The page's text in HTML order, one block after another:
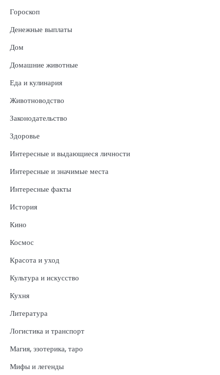
Гороскоп
Денежные выплаты
Дом
Домашние животные
Еда и кулинария
Животноводство
Законодательство
Здоровье
Интересные и выдающиеся личности
Интересные и значимые места
Интересные факты
История
Кино
Космос
Красота и уход
Культура и искусство
Кухня
Литература
Логистика и транспорт
Магия, эзотерика, таро
Мифы и легенды